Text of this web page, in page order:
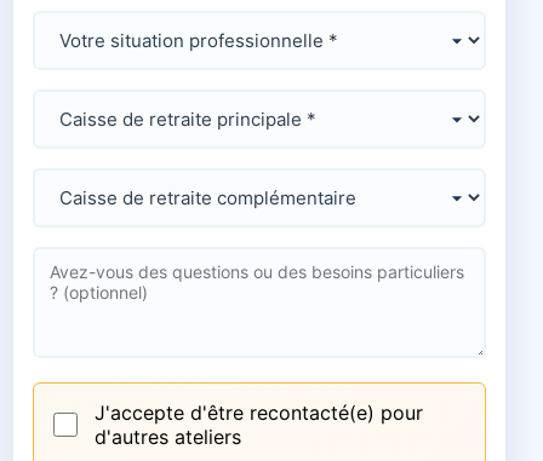
J'accepte d'être recontacté(e) pour
d'autres ateliers